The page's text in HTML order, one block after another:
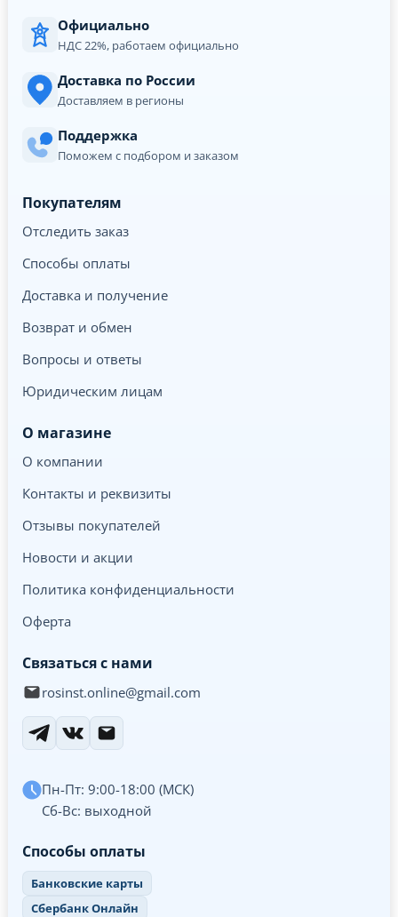
Официально
НДС 22%, работаем официально
Доставка по России
Доставляем в регионы
Поддержка
Поможем с подбором и заказом
Покупателям
Отследить заказ
Способы оплаты
Доставка и получение
Возврат и обмен
Вопросы и ответы
Юридическим лицам
О магазине
О компании
Контакты и реквизиты
Отзывы покупателей
Новости и акции
Политика конфиденциальности
Оферта
Связаться с нами
rosinst.online@gmail.com
Пн-Пт: 9:00-18:00 (МСК)
Сб-Вс: выходной
Способы оплаты
Банковские карты
Сбербанк Онлайн